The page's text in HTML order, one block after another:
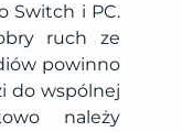
Switch i PC.
ruch ze
powinno
do wspólnej
należy